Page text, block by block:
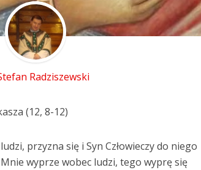
Radziszewski
(12, 8-12)
przyzna się i Syn Człowieczy do niego
wyprze wobec ludzi, tego wyprę się